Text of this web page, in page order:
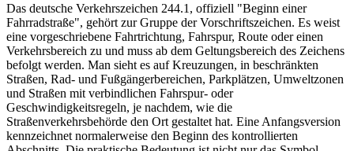
Das deutsche Verkehrszeichen 244.1, offiziell "Beginn einer
Fahrradstraße", gehört zur Gruppe der Vorschriftszeichen. Es weist
eine vorgeschriebene Fahrtrichtung, Fahrspur, Route oder einen
Verkehrsbereich zu und muss ab dem Geltungsbereich des Zeichens
befolgt werden. Man sieht es auf Kreuzungen, in beschränkten
Straßen, Rad- und Fußgängerbereichen, Parkplätzen, Umweltzonen
und Straßen mit verbindlichen Fahrspur- oder
Geschwindigkeitsregeln, je nachdem, wie die
Straßenverkehrsbehörde den Ort gestaltet hat. Eine Anfangsversion
kennzeichnet normalerweise den Beginn des kontrollierten